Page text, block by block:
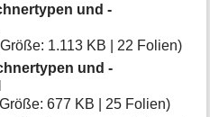
und -
1.113 KB | 22 Folien)
und -
677 KB | 25 Folien)